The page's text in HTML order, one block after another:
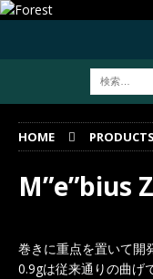
HOME PRODUCTS
M”e”bius
巻きに重点を置いて開
0.9gは従来通りの曲げ